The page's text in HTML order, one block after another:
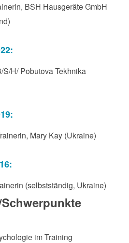
BSH Hausgeräte GmbH
S/H/ Pobutova Tekhnika
Mary Kay (Ukraine)
(selbstständig, Ukraine)
im Training